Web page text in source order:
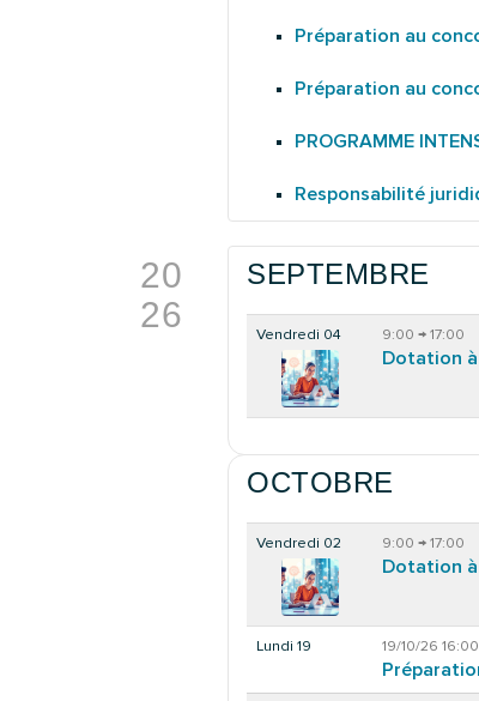
Préparation au
Préparation au
PROGRAMME
Responsabilité
20
26
SEPTEMBRE
Vendredi 04 9:00 → 17:00
Dotation
OCTOBRE
Vendredi 02 9:00 → 17:00
Dotation
Lundi 19 19/10/26